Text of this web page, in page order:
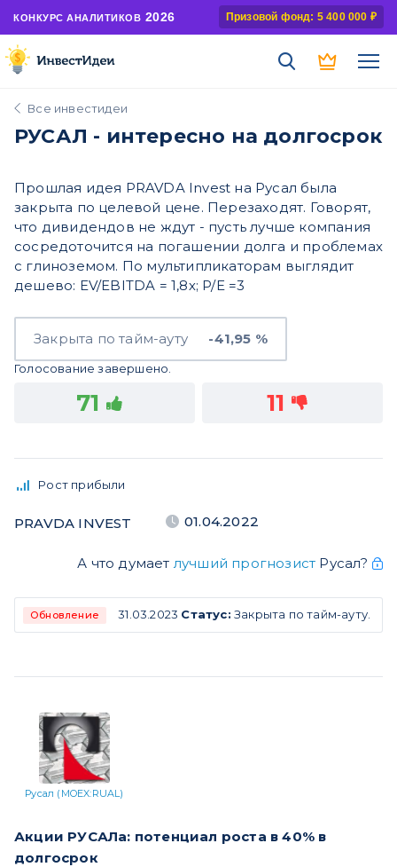
КОНКУРС АНАЛИТИКОВ 2026 Призовой фонд: 5 400 000 ₽
Все инвестидеи
РУСАЛ - интересно на долгосрок
Прошлая идея PRAVDA Invest на Русал была
закрыта по целевой цене. Перезаходят. Говорят,
что дивидендов не ждут - пусть лучше компания
сосредоточится на погашении долга и проблемах
с глиноземом. По мультипликаторам выглядит
дешево: EV/EBITDA = 1,8х; P/E =3
Закрыта по тайм-ауту -41,95 %
Голосование завершено.
71 11
Рост прибыли
PRAVDA INVEST 01.04.2022
А что думает лучший прогнозист Русал?
Обновление 31.03.2023 Статус: Закрыта по тайм-ауту.
Русал (MOEX:RUAL)
​​Акции РУСАЛа: потенциал роста в 40% в
долгосрок